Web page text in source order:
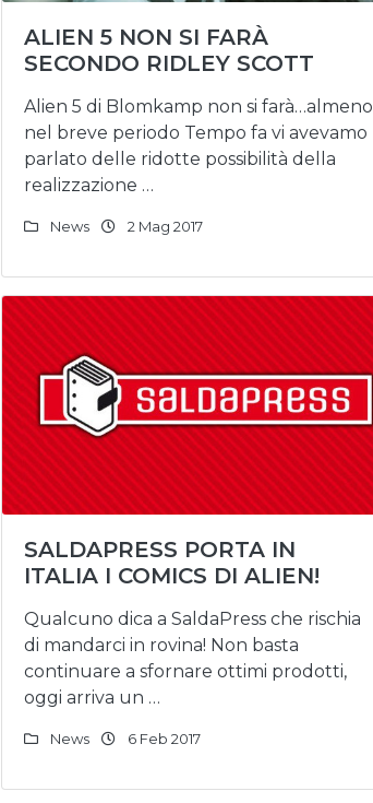
ALIEN 5 NON SI FARÀ
SECONDO RIDLEY SCOTT
Alien 5 di Blomkamp non si farà…almeno
nel breve periodo Tempo fa vi avevamo
parlato delle ridotte possibilità della
realizzazione …
News 2 Mag 2017
SALDAPRESS PORTA IN
ITALIA I COMICS DI ALIEN!
Qualcuno dica a SaldaPress che rischia
di mandarci in rovina! Non basta
continuare a sfornare ottimi prodotti,
oggi arriva un …
News 6 Feb 2017